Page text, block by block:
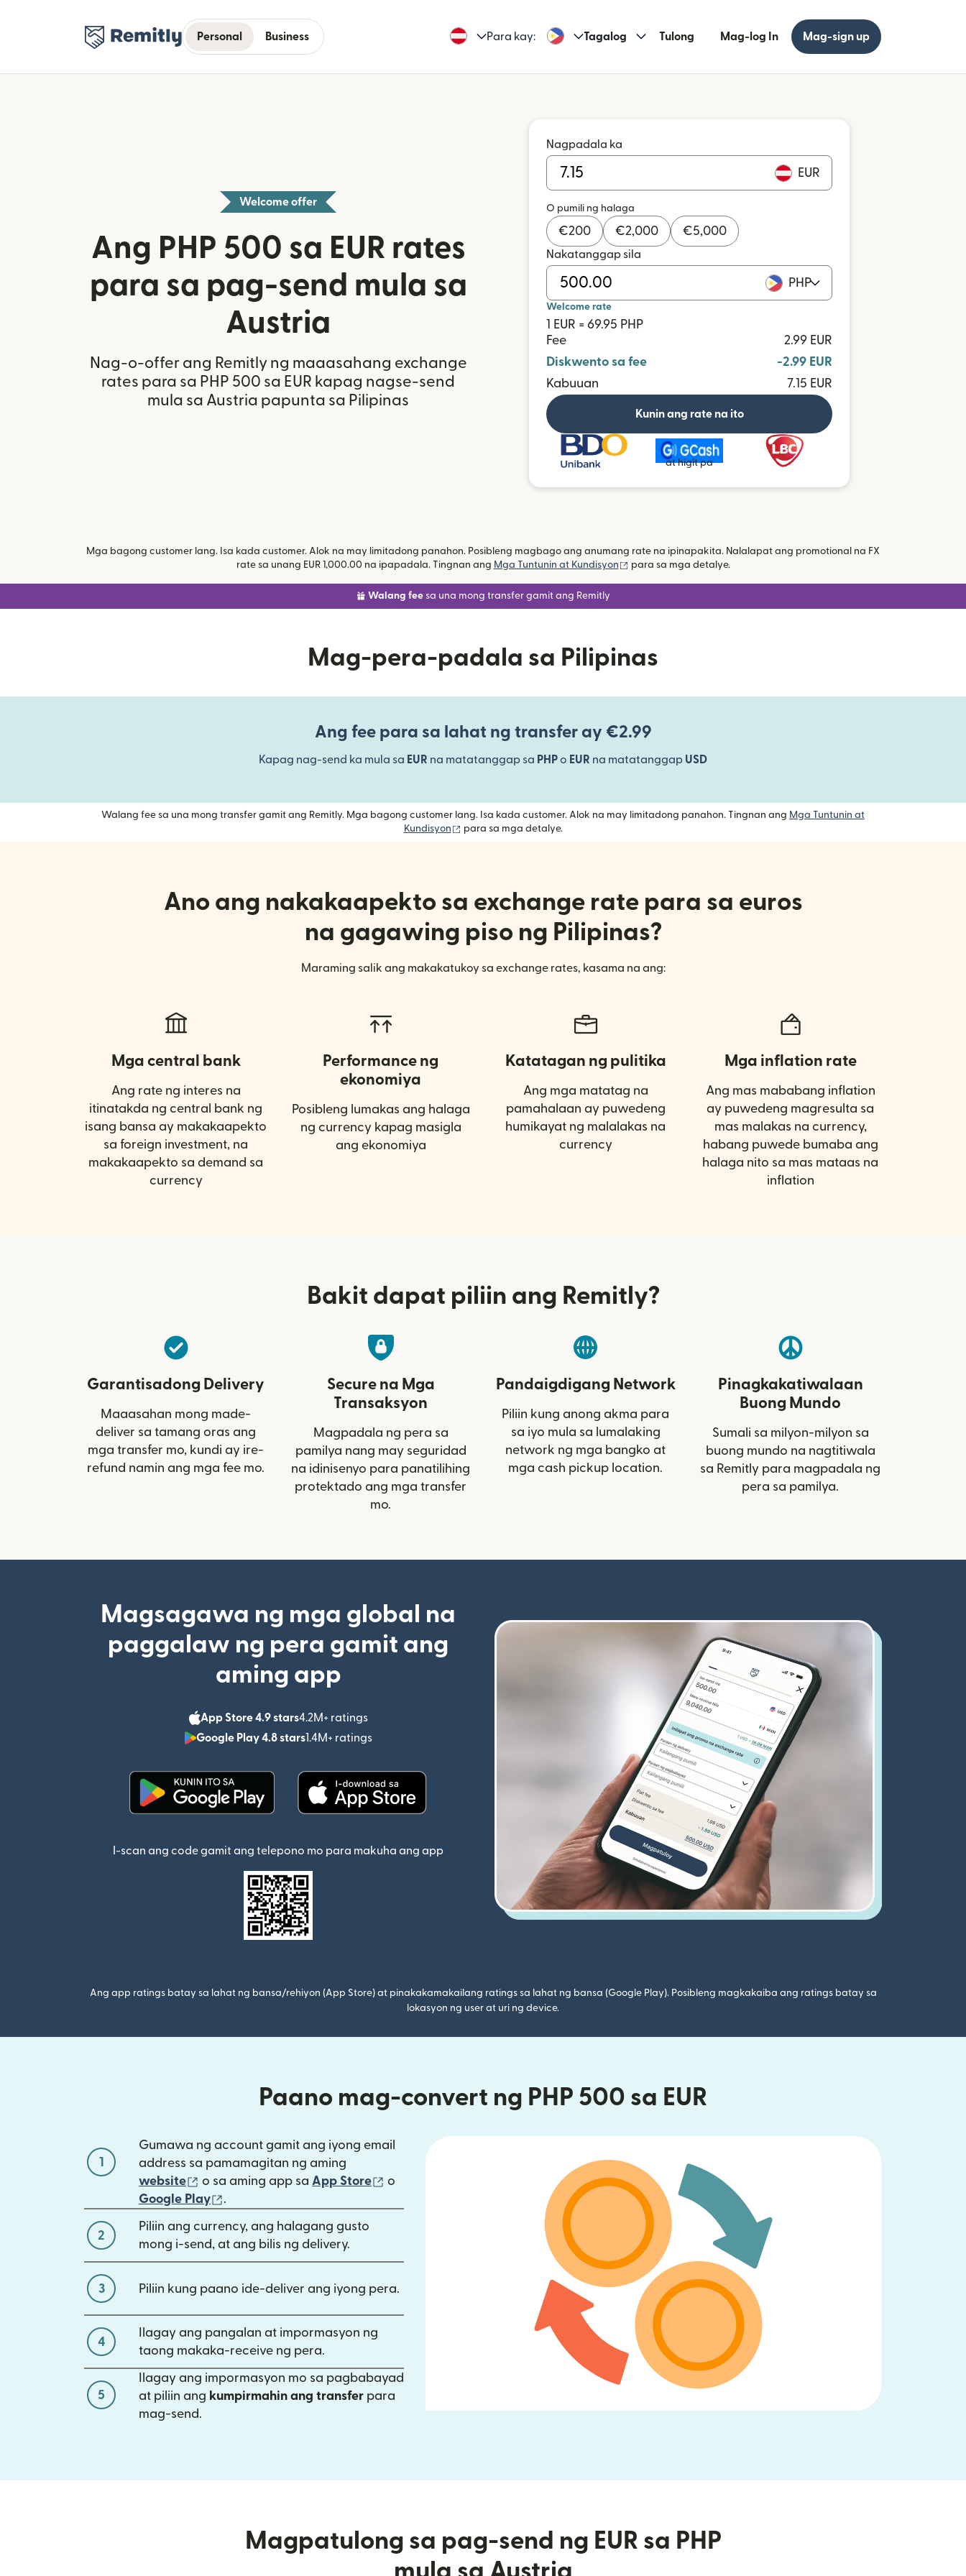
Personal Business Para kay: Tagalog Tulong Mag-log In Mag-sign up
Welcome offer
Ang PHP 500 sa EUR rates
para sa pag-send mula sa
Austria
Nag-o-offer ang Remitly ng maaasahang exchange
rates para sa PHP 500 sa EUR kapag nagse-send
mula sa Austria papunta sa Pilipinas
Nagpadala ka
EUR
O pumili ng halaga
€200 €2,000 €5,000
Nakatanggap sila
PHP
Welcome rate
1 EUR = 69.95 PHP
Fee
2.99 EUR
Diskwento sa fee
-2.99 EUR
Kabuuan
7.15 EUR
Kunin ang rate na ito
at higit pa
Mga bagong customer lang. Isa kada customer. Alok na may limitadong panahon. Posibleng magbago ang anumang rate na ipinapakita. Nalalapat ang promotional na FX
rate sa unang EUR 1,000.00 na ipapadala. Tingnan ang Mga Tuntunin at Kundisyon (bubukas sa bagong window)
para sa mga detalye.
Walang fee sa una mong transfer gamit ang Remitly
Mag-pera-padala sa Pilipinas
Ang fee para sa lahat ng transfer ay €2.99
Kapag nag-send ka mula sa EUR na matatanggap sa PHPo EUR na matatanggap USD
Walang fee sa una mong transfer gamit ang Remitly. Mga bagong customer lang. Isa kada customer. Alok na may limitadong panahon. Tingnan ang Mga Tuntunin at
Kundisyon
(bubukas sa bagong window)
para sa mga detalye.
Ano ang nakakaapekto sa exchange rate para sa euros
na gagawing piso ng Pilipinas?
Maraming salik ang makakatukoy sa exchange rates, kasama na ang:
Mga central bank
Ang rate ng interes na
itinatakda ng central bank ng
isang bansa ay makakaapekto
sa foreign investment, na
makakaapekto sa demand sa
currency
Performance ng
ekonomiya
Posibleng lumakas ang halaga
ng currency kapag masigla
ang ekonomiya
Katatagan ng pulitika
Ang mga matatag na
pamahalaan ay puwedeng
humikayat ng malalakas na
currency
Mga inflation rate
Ang mas mababang inflation
ay puwedeng magresulta sa
mas malakas na currency,
habang puwede bumaba ang
halaga nito sa mas mataas na
inflation
Bakit dapat piliin ang Remitly?
Garantisadong Delivery
Maaasahan mong made-
deliver sa tamang oras ang
mga transfer mo, kundi ay ire-
refund namin ang mga fee mo.
Secure na Mga
Transaksyon
Magpadala ng pera sa
pamilya nang may seguridad
na idinisenyo para panatilihing
protektado ang mga transfer
mo.
Pandaigdigang Network
Piliin kung anong akma para
sa iyo mula sa lumalaking
network ng mga bangko at
mga cash pickup location.
Pinagkakatiwalaan
Buong Mundo
Sumali sa milyon-milyon sa
buong mundo na nagtitiwala
sa Remitly para magpadala ng
pera sa pamilya.
Magsagawa ng mga global na
paggalaw ng pera gamit ang
aming app
App Store 4.9 stars4.2M+ ratings
(bubukas sa bagong window)
Google Play 4.8 stars1.4M+ ratings
(bubukas sa bagong window)
I-scan ang code gamit ang telepono mo para makuha ang app
Ang app ratings batay sa lahat ng bansa/rehiyon (App Store) at pinakakamakailang ratings sa lahat ng bansa (Google Play). Posibleng magkakaiba ang ratings batay sa
lokasyon ng user at uri ng device.
Paano mag-convert ng PHP 500 sa EUR
1
Gumawa ng account gamit ang iyong email
address sa pamamagitan ng aming
website
(bubukas sa bagong window)
o sa aming app sa App Store (bubukas sa bagong window)
o
Google Play
.
2
Piliin ang currency, ang halagang gusto
mong i-send, at ang bilis ng delivery.
3 Piliin kung paano ide-deliver ang iyong pera.
4
Ilagay ang pangalan at impormasyon ng
taong makaka-receive ng pera.
5
Ilagay ang impormasyon mo sa pagbabayad
at piliin ang kumpirmahin ang transfer para
mag-send.
Magpatulong sa pag-send ng EUR sa PHP